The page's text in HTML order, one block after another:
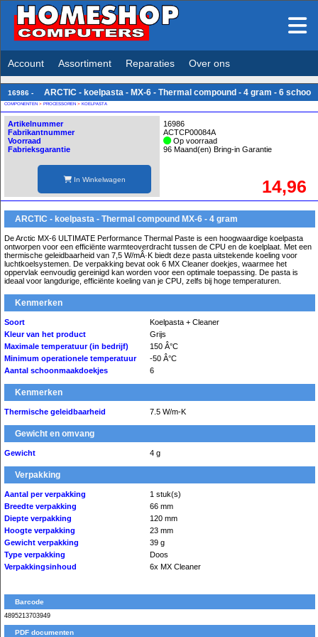
Account Assortiment Reparaties Over ons
16986 - ARCTIC - koelpasta - MX-6 - Thermal compound - 4 gram - 6 schoo
COMPONENTEN > PROCESSOREN > KOELPASTA
Artikelnummer
Fabrikantnummer
Voorraad
Fabrieksgarantie
In Winkelwagen
16986
ACTCP00084A
Op voorraad
96 Maand(en) Bring-in Garantie
14,96
ARCTIC - koelpasta - Thermal compound MX-6 - 4 gram
De Arctic MX-6 ULTIMATE Performance Thermal Paste is een hoogwaardige koelpasta
ontworpen voor een efficiënte warmteoverdracht tussen de CPU en de koelplaat. Met een
thermische geleidbaarheid van 7,5 W/mÂ·K biedt deze pasta uitstekende koeling voor
luchtkoelsystemen. De verpakking bevat ook 6 MX Cleaner doekjes, waarmee het
oppervlak eenvoudig gereinigd kan worden voor een optimale toepassing. De pasta is
ideaal voor langdurige, efficiënte koeling van je CPU, zelfs bij hoge temperaturen.
Kenmerken
Soort
Koelpasta + Cleaner
Kleur van het product
Grijs
Maximale temperatuur (in bedrijf)
150 Â°C
Minimum operationele temperatuur
-50 Â°C
Aantal schoonmaakdoekjes
6
Kenmerken
Thermische geleidbaarheid 7.5 W/m-K
Gewicht en omvang
Gewicht 4 g
Verpakking
Aantal per verpakking
1 stuk(s)
Breedte verpakking
66 mm
Diepte verpakking
120 mm
Hoogte verpakking
23 mm
Gewicht verpakking
39 g
Type verpakking
Doos
Verpakkingsinhoud
6x MX Cleaner
Barcode
4895213703949
PDF documenten